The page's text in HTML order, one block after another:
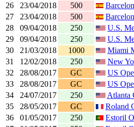
26
23/04/2018 500
27
23/04/2018 500
28
09/04/2018 250 U.S.
29
09/04/2018 250 U.S.
30
21/03/2018 1000 Miami
31
12/02/2018 250 New
32
28/08/2017 GC US
33
28/08/2017 GC US
34
24/07/2017 250 Atlanta
35
28/05/2017 GC Roland
36
01/05/2017 250 Estoril